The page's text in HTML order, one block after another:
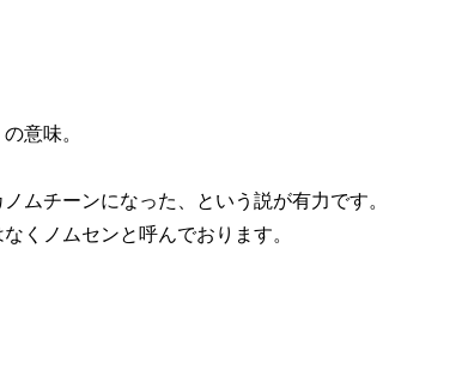
意味。
ムチーンになった、という説が有力です。
くノムセンと呼んでおります。